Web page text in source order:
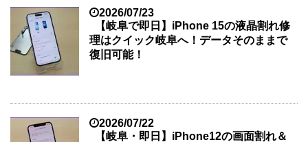
2026/07/23
【岐阜で即日】iPhone 15の液晶割れ修
理はクイック岐阜へ！データそのままで
復旧可能！
2026/07/22
【岐阜・即日】iPhone12の画面割れ＆